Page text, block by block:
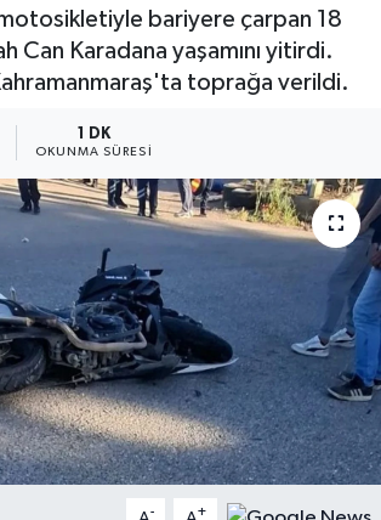
bariyere çarpan 18
Can Karadana yaşamını yitirdi.
toprağa verildi.
1 DK
OKUNMA SÜRESI
- +
Durumu ve Fikstür
Haberleri